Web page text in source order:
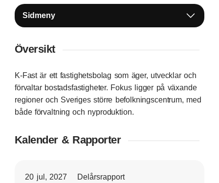
Sidmeny
Översikt
K‑Fast är ett fastighetsbolag som äger, utvecklar och
förvaltar bostadsfastigheter. Fokus ligger på växande
regioner och Sveriges större befolkningscentrum, med
både förvaltning och nyproduktion.
Kalender & Rapporter
20 jul, 2027
Delårsrapport